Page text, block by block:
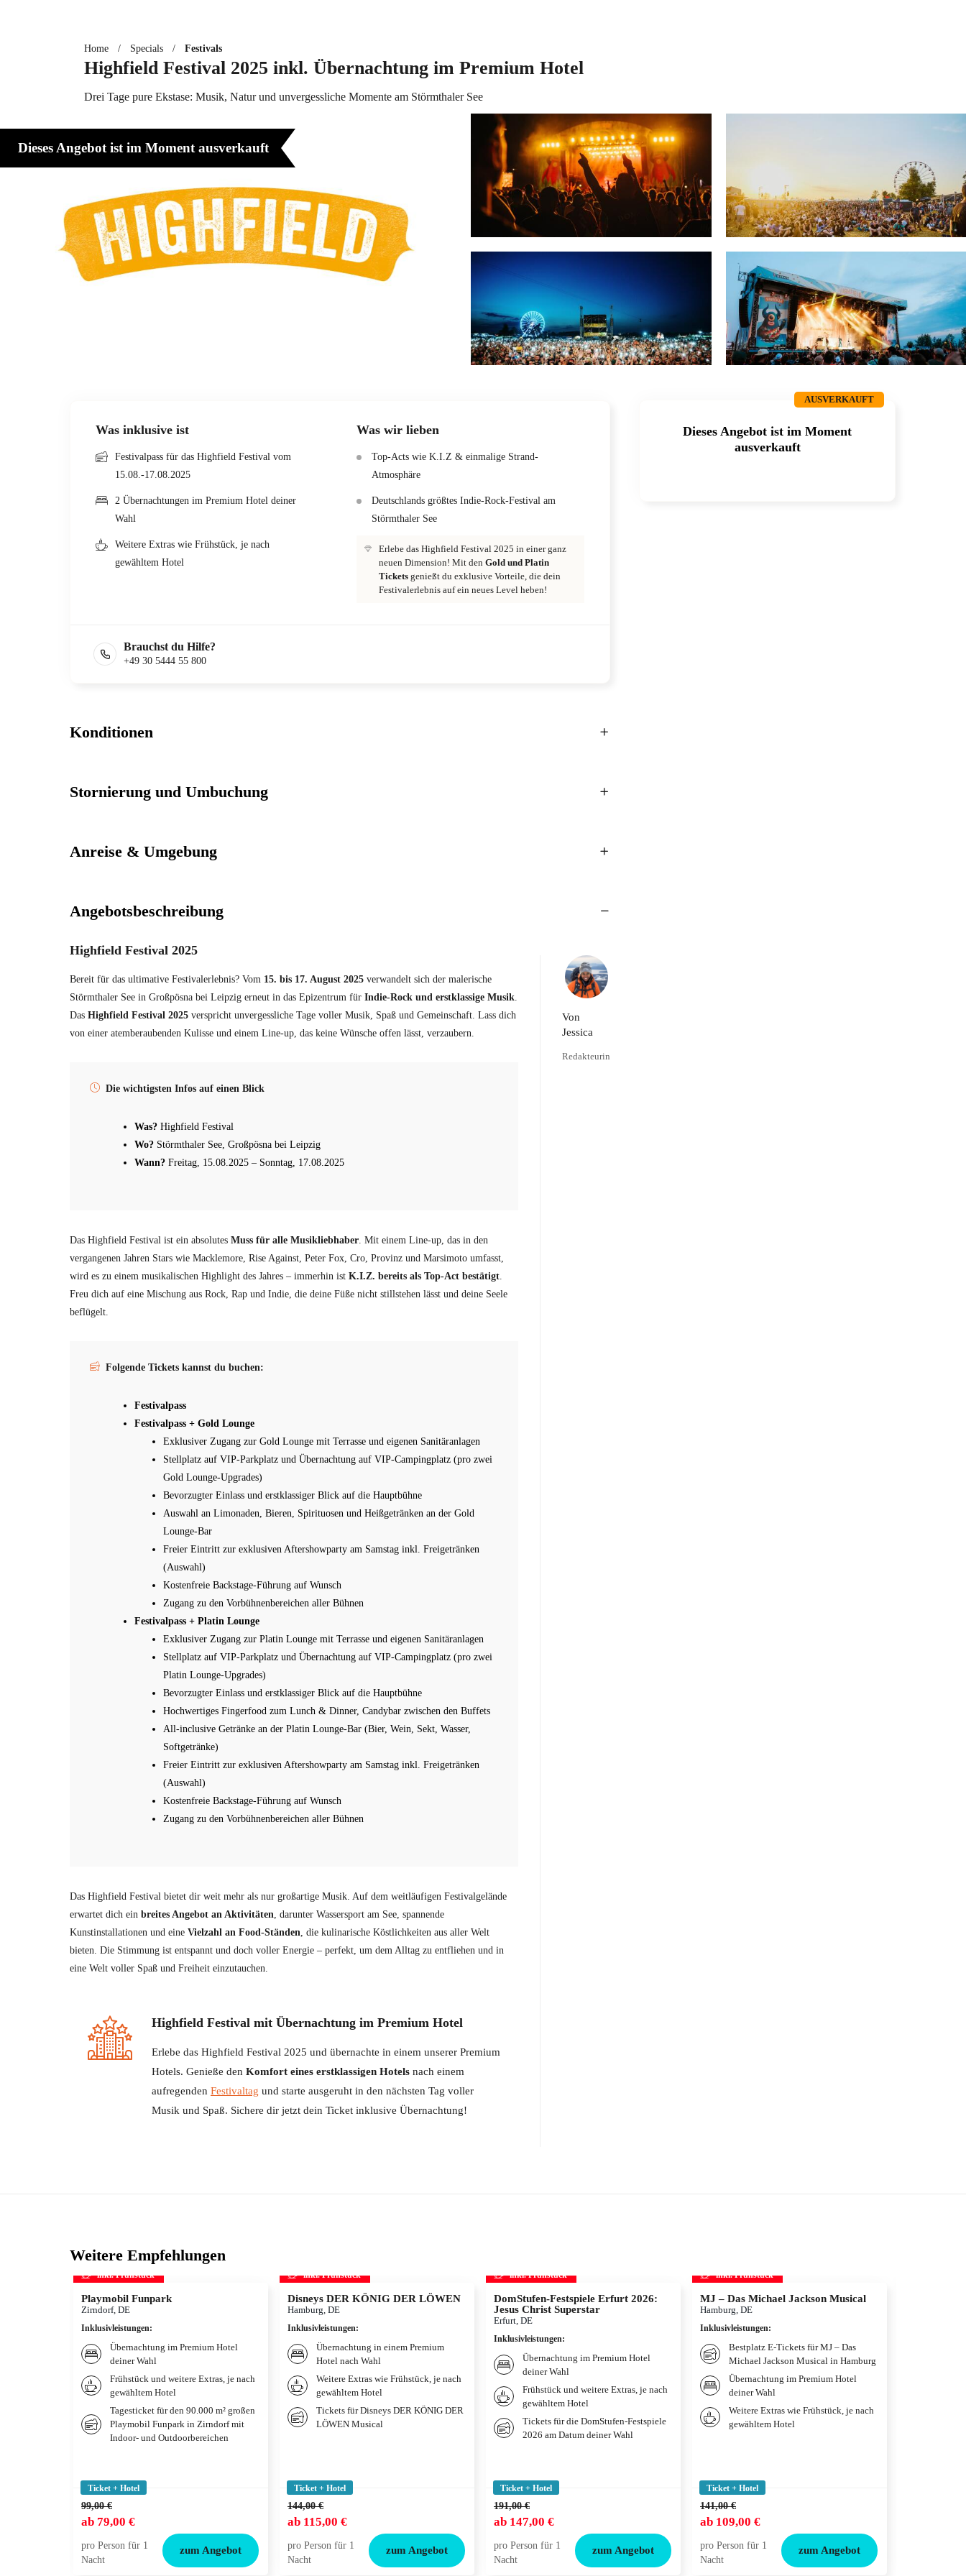
Home / Specials / Festivals
Highfield Festival 2025 inkl. Übernachtung im Premium Hotel
Drei Tage pure Ekstase: Musik, Natur und unvergessliche Momente am Störmthaler See
Dieses Angebot ist im Moment ausverkauft
AUSVERKAUFT
Dieses Angebot ist im Moment
ausverkauft
Was inklusive ist
Festivalpass für das Highfield Festival vom
15.08.-17.08.2025
2 Übernachtungen im Premium Hotel deiner
Wahl
Weitere Extras wie Frühstück, je nach
gewähltem Hotel
Was wir lieben
Top-Acts wie K.I.Z & einmalige Strand-
Atmosphäre
Deutschlands größtes Indie-Rock-Festival am
Störmthaler See
Erlebe das Highfield Festival 2025 in einer ganz
neuen Dimension! Mit den Gold und Platin
Tickets genießt du exklusive Vorteile, die dein
Festivalerlebnis auf ein neues Level heben!
Brauchst du Hilfe?
+49 30 5444 55 800
Konditionen
Stornierung und Umbuchung
Anreise & Umgebung
Angebotsbeschreibung
Highfield Festival 2025
Bereit für das ultimative Festivalerlebnis? Vom 15. bis 17. August 2025 verwandelt sich der malerische
Störmthaler See in Großpösna bei Leipzig erneut in das Epizentrum für Indie-Rock und erstklassige Musik.
Das Highfield Festival 2025 verspricht unvergessliche Tage voller Musik, Spaß und Gemeinschaft. Lass dich
von einer atemberaubenden Kulisse und einem Line-up, das keine Wünsche offen lässt, verzaubern.
Die wichtigsten Infos auf einen Blick
Was? Highfield Festival
Wo? Störmthaler See, Großpösna bei Leipzig
Wann? Freitag, 15.08.2025 – Sonntag, 17.08.2025
Das Highfield Festival ist ein absolutes Muss für alle Musikliebhaber. Mit einem Line-up, das in den
vergangenen Jahren Stars wie Macklemore, Rise Against, Peter Fox, Cro, Provinz und Marsimoto umfasst,
wird es zu einem musikalischen Highlight des Jahres – immerhin ist K.I.Z. bereits als Top-Act bestätigt.
Freu dich auf eine Mischung aus Rock, Rap und Indie, die deine Füße nicht stillstehen lässt und deine Seele
beflügelt.
Folgende Tickets kannst du buchen:
Festivalpass
Festivalpass + Gold Lounge
Exklusiver Zugang zur Gold Lounge mit Terrasse und eigenen Sanitäranlagen
Stellplatz auf VIP-Parkplatz und Übernachtung auf VIP-Campingplatz (pro zwei
Gold Lounge-Upgrades)
Bevorzugter Einlass und erstklassiger Blick auf die Hauptbühne
Auswahl an Limonaden, Bieren, Spirituosen und Heißgetränken an der Gold
Lounge-Bar
Freier Eintritt zur exklusiven Aftershowparty am Samstag inkl. Freigetränken
(Auswahl)
Kostenfreie Backstage-Führung auf Wunsch
Zugang zu den Vorbühnenbereichen aller Bühnen
Festivalpass + Platin Lounge
Exklusiver Zugang zur Platin Lounge mit Terrasse und eigenen Sanitäranlagen
Stellplatz auf VIP-Parkplatz und Übernachtung auf VIP-Campingplatz (pro zwei
Platin Lounge-Upgrades)
Bevorzugter Einlass und erstklassiger Blick auf die Hauptbühne
Hochwertiges Fingerfood zum Lunch & Dinner, Candybar zwischen den Buffets
All-inclusive Getränke an der Platin Lounge-Bar (Bier, Wein, Sekt, Wasser,
Softgetränke)
Freier Eintritt zur exklusiven Aftershowparty am Samstag inkl. Freigetränken
(Auswahl)
Kostenfreie Backstage-Führung auf Wunsch
Zugang zu den Vorbühnenbereichen aller Bühnen
Das Highfield Festival bietet dir weit mehr als nur großartige Musik. Auf dem weitläufigen Festivalgelände
erwartet dich ein breites Angebot an Aktivitäten, darunter Wassersport am See, spannende
Kunstinstallationen und eine Vielzahl an Food-Ständen, die kulinarische Köstlichkeiten aus aller Welt
bieten. Die Stimmung ist entspannt und doch voller Energie – perfekt, um dem Alltag zu entfliehen und in
eine Welt voller Spaß und Freiheit einzutauchen.
Highfield Festival mit Übernachtung im Premium Hotel
Erlebe das Highfield Festival 2025 und übernachte in einem unserer Premium
Hotels. Genieße den Komfort eines erstklassigen Hotels nach einem
aufregenden Festivaltag und starte ausgeruht in den nächsten Tag voller
Musik und Spaß. Sichere dir jetzt dein Ticket inklusive Übernachtung!
Von
Jessica
Redakteurin
Weitere Empfehlungen
inkl. Frühstück
Playmobil Funpark
Zirndorf, DE
Inklusivleistungen:
Übernachtung im Premium Hotel
deiner Wahl
Frühstück und weitere Extras, je nach
gewähltem Hotel
Tagesticket für den 90.000 m² großen
Playmobil Funpark in Zirndorf mit
Indoor- und Outdoorbereichen
Ticket + Hotel
99,00 €
ab 79,00 €
pro Person für 1
Nacht
zum Angebot
inkl. Frühstück
Disneys DER KÖNIG DER LÖWEN
Hamburg, DE
Inklusivleistungen:
Übernachtung in einem Premium
Hotel nach Wahl
Weitere Extras wie Frühstück, je nach
gewähltem Hotel
Tickets für Disneys DER KÖNIG DER
LÖWEN Musical
Ticket + Hotel
144,00 €
ab 115,00 €
pro Person für 1
Nacht
zum Angebot
inkl. Frühstück
DomStufen-Festspiele Erfurt 2026:
Jesus Christ Superstar
Erfurt, DE
Inklusivleistungen:
Übernachtung im Premium Hotel
deiner Wahl
Frühstück und weitere Extras, je nach
gewähltem Hotel
Tickets für die DomStufen-Festspiele
2026 am Datum deiner Wahl
Ticket + Hotel
191,00 €
ab 147,00 €
pro Person für 1
Nacht
zum Angebot
inkl. Frühstück
MJ – Das Michael Jackson Musical
Hamburg, DE
Inklusivleistungen:
Bestplatz E-Tickets für MJ – Das
Michael Jackson Musical in Hamburg
Übernachtung im Premium Hotel
deiner Wahl
Weitere Extras wie Frühstück, je nach
gewähltem Hotel
Ticket + Hotel
141,00 €
ab 109,00 €
pro Person für 1
Nacht
zum Angebot